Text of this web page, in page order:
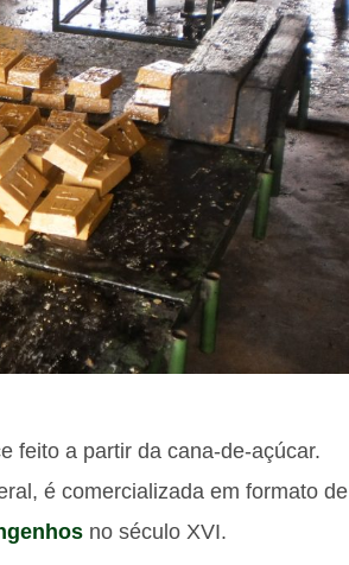
feito a partir da cana-de-açúcar.
é comercializada em formato de
no século XVI.